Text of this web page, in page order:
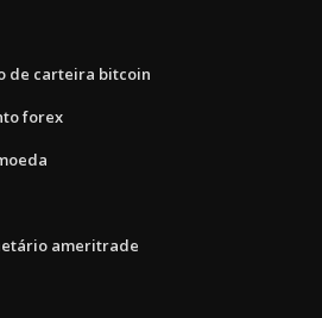
de carteira bitcoin
forex
ameritrade